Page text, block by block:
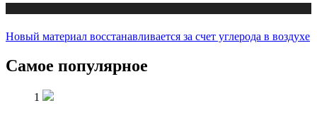
Новый материал восстанавливается за счет углерода в воздухе
Самое популярное
1